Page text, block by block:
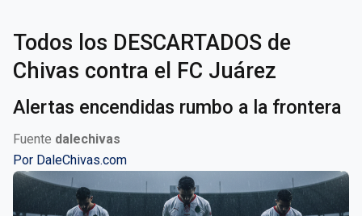
Todos los DESCARTADOS de
Chivas contra el FC Juárez
Alertas encendidas rumbo a la frontera
Fuente dalechivas
Por DaleChivas.com